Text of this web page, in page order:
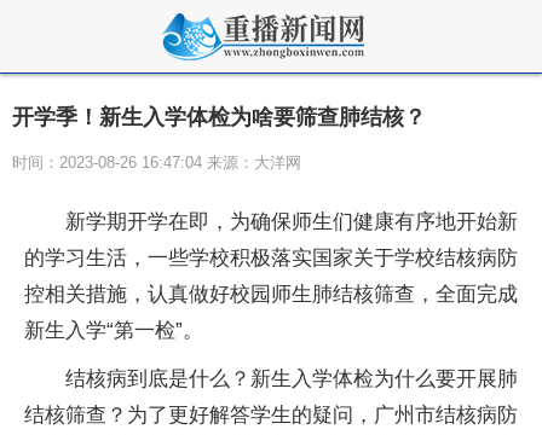
开学季！新生入学体检为啥要筛查肺结核？
时间：2023-08-26 16:47:04 来源：大洋网
新学期开学在即，为确保师生们健康有序地开始新
的学习生活，一些学校积极落实国家关于学校结核病防
控相关措施，认真做好校园师生肺结核筛查，全面完成
新生入学“第一检”。
结核病到底是什么？新生入学体检为什么要开展肺
结核筛查？为了更好解答学生的疑问，广州市结核病防